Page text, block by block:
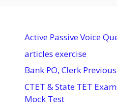
Active Passive Voice
articles exercise
Bank PO, Clerk
CTET & State TET
Mock Test